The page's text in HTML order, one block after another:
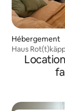
Hébergement
Haus